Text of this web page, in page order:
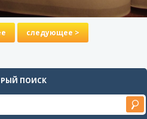
следующее >
ПОИСК